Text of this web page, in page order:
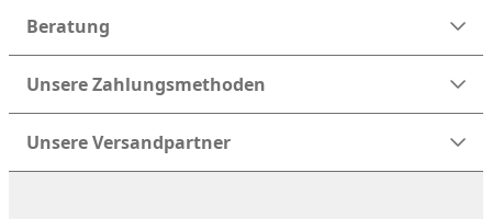
Beratung
Unsere Zahlungsmethoden
Unsere Versandpartner